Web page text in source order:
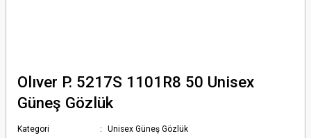
Olıver P. 5217S 1101R8 50 Unisex
Güneş Gözlük
Kategori
Unisex Güneş Gözlük